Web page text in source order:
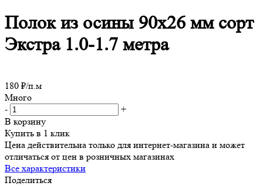
Полок из осины 90х26 мм сорт
Экстра 1.0-1.7 метра
180 ₽/п.м
Много
-
+
В корзину
Купить в 1 клик
Цена действительна только для интернет-магазина и может
отличаться от цен в розничных магазинах
Все характеристики
Поделиться